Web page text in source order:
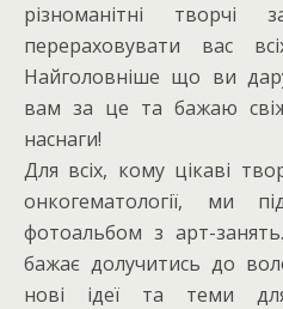
різноманітні
перераховувати вас
Найголовніше що ви
вам за це та бажаю
наснаги!
Для всіх, кому цікаві
онкогематології, ми
фотоальбом з арт-
бажає долучитись до
нові ідеї та теми